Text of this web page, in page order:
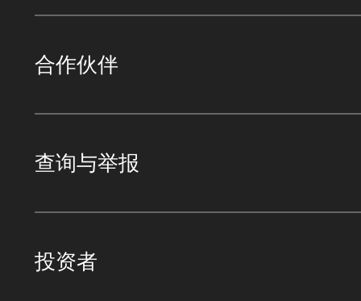
合作伙伴
查询与举报
投资者